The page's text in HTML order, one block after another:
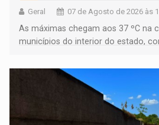
Geral 07 de Agosto de 2026 às
As máximas chegam aos 37 ºC na
municípios do interior do estado,